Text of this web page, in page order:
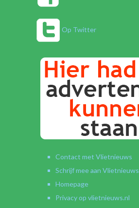
Op Twitter
Contact met Vlietnieuws
Schrijf mee aan Vlietnieuws
Homepage
Privacy op vlietnieuws.nl